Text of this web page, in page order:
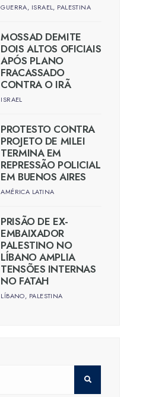
GUERRA, ISRAEL, PALESTINA
MOSSAD DEMITE
DOIS ALTOS OFICIAIS
APÓS PLANO
FRACASSADO
CONTRA O IRÃ
ISRAEL
PROTESTO CONTRA
PROJETO DE MILEI
TERMINA EM
REPRESSÃO POLICIAL
EM BUENOS AIRES
AMÉRICA LATINA
PRISÃO DE EX-
EMBAIXADOR
PALESTINO NO
LÍBANO AMPLIA
TENSÕES INTERNAS
NO FATAH
LÍBANO, PALESTINA